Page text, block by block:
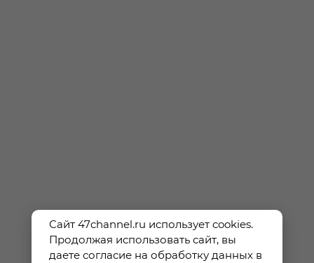
Сайт 47channel.ru использует cookies.
Продолжая использовать сайт, вы
даете согласие на обработку данных в